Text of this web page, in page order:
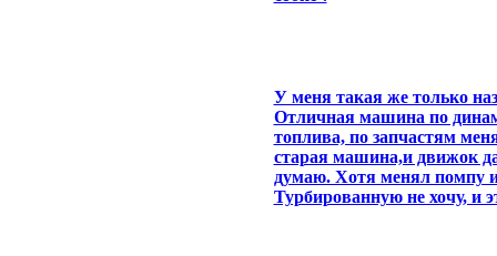
У меня такая же только
Отличная машина по
топлива, по запчастям
старая машина,и движок
думаю. Хотя менял помпу
Турбированную не хочу, и